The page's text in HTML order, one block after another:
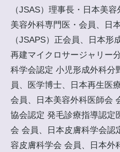
（JSAS）理事長・日本美
美容外科専門医・会員、日
（JSAPS）正会員、日本形
再建マイクロサージャリー
科学会認定 小児形成外科分
員、医学博士、日本再生医
会員、日本美容外科医師会
協会認定 発毛診療指導認定
会 会員、日本皮膚科学会認
容皮膚科学会 会員、日本外